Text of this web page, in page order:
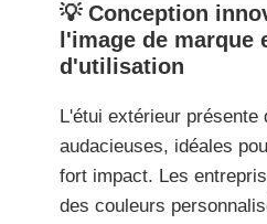
💡 Conception
l'image de marque
d'utilisation
L'étui extérieur présente
audacieuses, idéales
fort impact. Les
des couleurs